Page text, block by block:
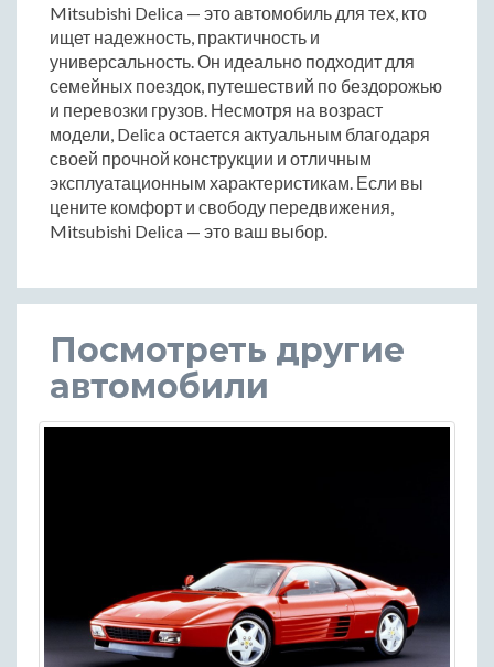
Mitsubishi Delica — это автомобиль для тех, кто
ищет надежность, практичность и
универсальность. Он идеально подходит для
семейных поездок, путешествий по бездорожью
и перевозки грузов. Несмотря на возраст
модели, Delica остается актуальным благодаря
своей прочной конструкции и отличным
эксплуатационным характеристикам. Если вы
цените комфорт и свободу передвижения,
Mitsubishi Delica — это ваш выбор.
Посмотреть другие
автомобили